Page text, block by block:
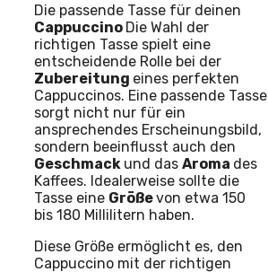
Die passende Tasse für deinen
Cappuccino Die Wahl der
richtigen Tasse spielt eine
entscheidende Rolle bei der
Zubereitung eines perfekten
Cappuccinos. Eine passende Tasse
sorgt nicht nur für ein
ansprechendes Erscheinungsbild,
sondern beeinflusst auch den
Geschmack und das Aroma des
Kaffees. Idealerweise sollte die
Tasse eine Größevon etwa 150
bis 180 Millilitern haben.
Diese Größe ermöglicht es, den
Cappuccino mit der richtigen